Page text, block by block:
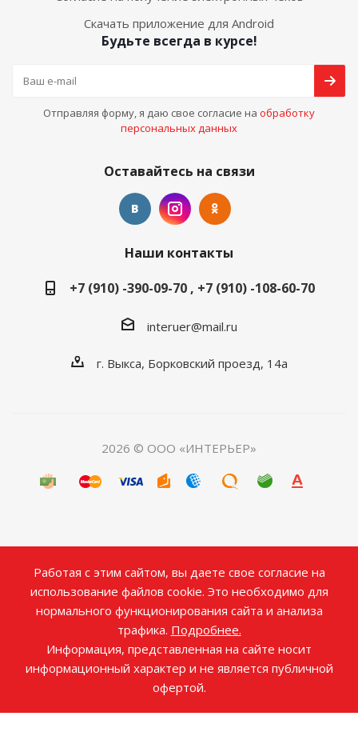
Скачать приложение для Android
Будьте всегда в курсе!
Отправляя форму, я даю свое согласие на обработку
персональных данных
Оставайтесь на связи
Наши контакты
+7 (910) -390-09-70 , +7 (910) -108-60-70
interuer@mail.ru
г. Выкса, Борковский проезд, 14а
2026 © ООО «ИНТЕРЬЕР»
Работая с этим сайтом, вы даете свое согласие на
использование файлов cookie. Это необходимо для
нормального функционирования сайта и анализа
трафика. Подробнее.
Информация, представленная на сайте носит
информационный характер и не является публичной
офертой.